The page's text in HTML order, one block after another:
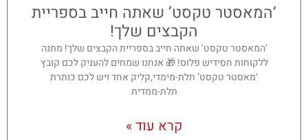
‘המאסטר טקסט’ שאתה חייב בספריית
הקבצים שלך!
‘המאסטר טקסט’ שאתה חייב בספריית הקבצים שלך! מתנה
ללקוחות חסידיש פלוס! 🎁 אנחנו שמחים להעניק לכם קובץ
‘מאסטר טקסט’ תלת-מימדי,קליק אחד ויש לכם כותרת
תלת-ממדית
קרא עוד »